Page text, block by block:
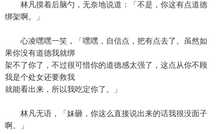
林凡摸着后脑勺，无奈地说道：「不是，你这有点道德
绑架啊。」
心凌嘿嘿一笑，「嘿嘿，自信点，把有点去了。虽然如
果你没有道德我就绑
架不了你了，不过很可惜你的道德感太强了，这点从你不顾
我是个处女还要救我
就能看出来，所以我吃定你了。」
林凡无语，「妹砸，你这么直接说出来的话我很没面子
啊。」